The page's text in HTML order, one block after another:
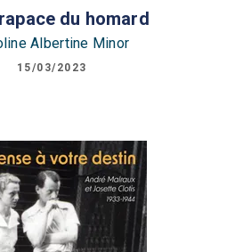
du homard
Albertine Minor
15/03/2023